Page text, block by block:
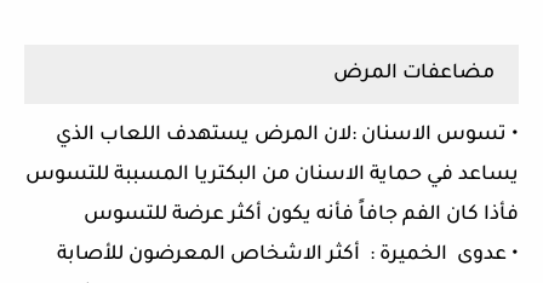
مضاعفات المرض
• تسوس الاسنان :لان المرض يستهدف اللعاب الذي
يساعد في حماية الاسنان من البكتريا المسببة للتسوس
فأذا كان الفم جافاً فأنه يكون أكثر عرضة للتسوس
• عدوى الخميرة : أكثر الاشخاص المعرضون للأصابة